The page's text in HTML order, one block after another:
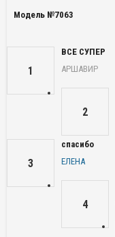
Модель №7063
1
ВСЕ СУПЕР
АРШАВИР
2
3
спасибо
ЕЛЕНА
4